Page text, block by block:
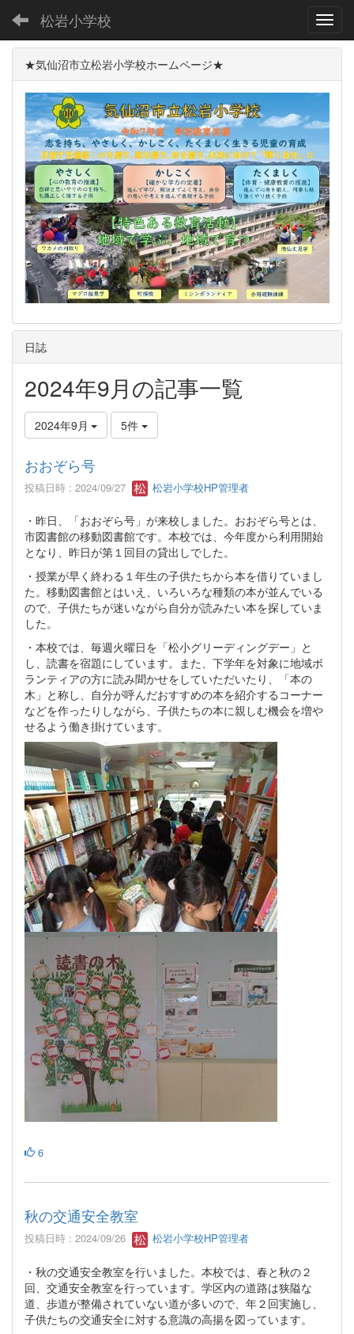
松岩小学校
★気仙沼市立松岩小学校ホームページ★
日誌
2024年9月の記事一覧
2024年9月 5件
おおぞら号
投稿日時 : 2024/09/27 松岩小学校HP管理者
・昨日、「おおぞら号」が来校しました。おおぞら号とは、
市図書館の移動図書館です。本校では、今年度から利用開始
となり、昨日が第１回目の貸出しでした。
・授業が早く終わる１年生の子供たちから本を借りていまし
た。移動図書館とはいえ、いろいろな種類の本が並んでいる
ので、子供たちが迷いながら自分が読みたい本を探していま
した。
・本校では、毎週火曜日を「松小グリーディングデー」と
し、読書を宿題にしています。また、下学年を対象に地域ボ
ランティアの方に読み聞かせをしていただいたり、「本の
木」と称し、自分が呼んだおすすめの本を紹介するコーナー
などを作ったりしながら、子供たちの本に親しむ機会を増や
せるよう働き掛けています。
6
秋の交通安全教室
投稿日時 : 2024/09/26 松岩小学校HP管理者
・秋の交通安全教室を行いました。本校では、春と秋の２
回、交通安全教室を行っています。学区内の道路は狭隘な
道、歩道が整備されていない道が多いので、年２回実施し、
子供たちの交通安全に対する意識の高揚を図っています。